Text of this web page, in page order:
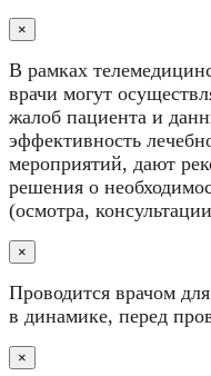
×
В рамках
врачи могут
жалоб пациента и
эффективность
мероприятий, дают
решения о
(осмотра,
×
Проводится врачом
в динамике, перед
×